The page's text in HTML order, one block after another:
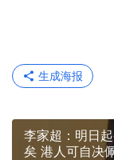
生成海报
李家超：明日
矣 港人可自决